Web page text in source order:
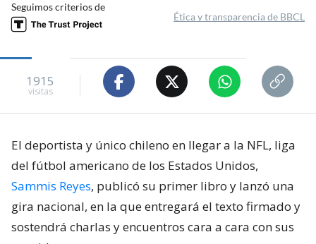
Seguimos criterios de
Ética y transparencia de BBCL
1915
visitas
El deportista y único chileno en llegar a la NFL, liga
del fútbol americano de los Estados Unidos,
Sammis Reyes, publicó su primer libro y lanzó una
gira nacional, en la que entregará el texto firmado y
sostendrá charlas y encuentros cara a cara con sus